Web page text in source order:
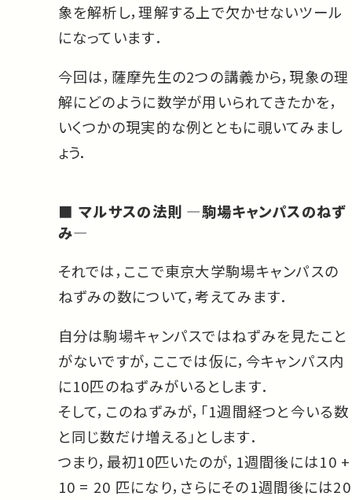
象を解析し，理解する上で欠かせないツール
になっています．
今回は，薩摩先生の2つの講義から，現象の理
解にどのように数学が用いられてきたかを，
いくつかの現実的な例とともに覗いてみまし
ょう．
マルサスの法則 —駒場キャンパスのねず
み—
それでは，ここで東京大学駒場キャンパスの
ねずみの数について，考えてみます．
自分は駒場キャンパスではねずみを見たこと
がないですが，ここでは仮に，今キャンパス内
に10匹のねずみがいるとします．
そして，このねずみが，「1週間経つと今いる数
と同じ数だけ増える」とします．
つまり，最初10匹いたのが，1週間後には10 +
10 = 20 匹になり，さらにその1週間後には20